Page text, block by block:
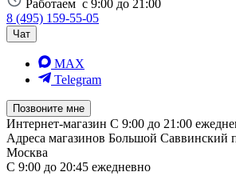
Работаем с 9:00 до 21:00
8 (495) 159-55-05
Чат
MAX
Telegram
Позвоните мне
Интернет-магазин С 9:00 до 21:00
Адреса магазинов Большой Саввинский
Москва
С 9:00 до 20:45 ежедневно